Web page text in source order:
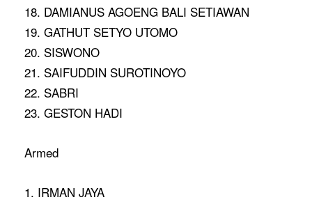
18. DAMIANUS AGOENG BALI SETIAWAN
19. GATHUT SETYO UTOMO
20. SISWONO
21. SAIFUDDIN SUROTINOYO
22. SABRI
23. GESTON HADI
Armed
1. IRMAN JAYA